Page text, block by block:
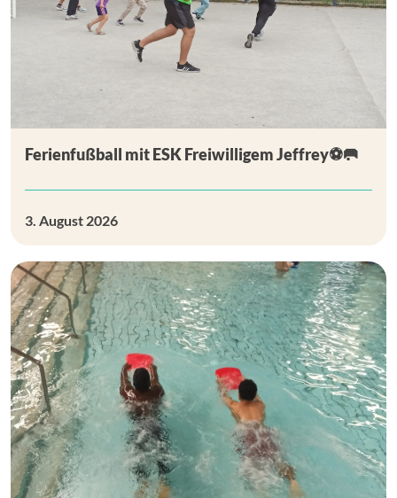
Ferienfußball mit ESK Freiwilligem Jeffrey⚽🥅
3. August 2026